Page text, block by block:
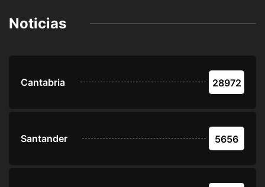
Noticias
Cantabria 28972
Santander 5656